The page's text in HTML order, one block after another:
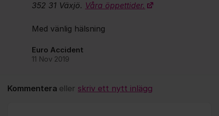
352 31 Växjö. Våra öppettider.
Med vänlig hälsning
Euro Accident
11 Nov 2019
Kommentera eller skriv ett nytt inlägg